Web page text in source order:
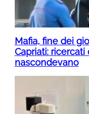
Mafia, fine dei
Capriati:
nascondevano